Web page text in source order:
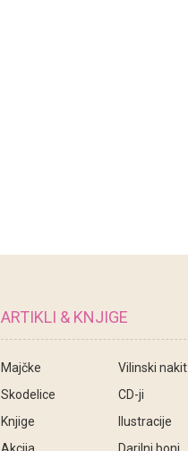
ARTIKLI & KNJIGE
Majčke
Skodelice
Knjige
Vilinski nakit
CD-ji
Ilustracije